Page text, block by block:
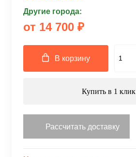
Другие города:
от 14 700 ₽
В корзину
Купить в 1 клик
Рассчитать доставку